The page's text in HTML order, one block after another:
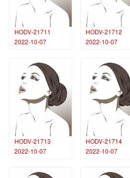
HODV-21711
2022-10-07
HODV-21712
2022-10-07
HODV-21713
2022-10-07
HODV-21714
2022-10-07